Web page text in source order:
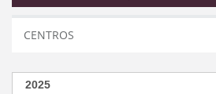
CENTROS